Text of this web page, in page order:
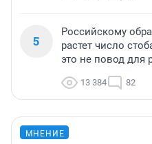
5
Российскому
растет число
это не повод для
13 384 82
МНЕНИЕ